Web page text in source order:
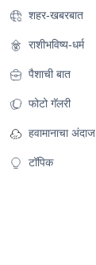
शहर-खबरबात
राशीभविष्य-धर्म
पैशाची बात
फोटो गॅलरी
हवामानाचा अंदाज
टॉपिक